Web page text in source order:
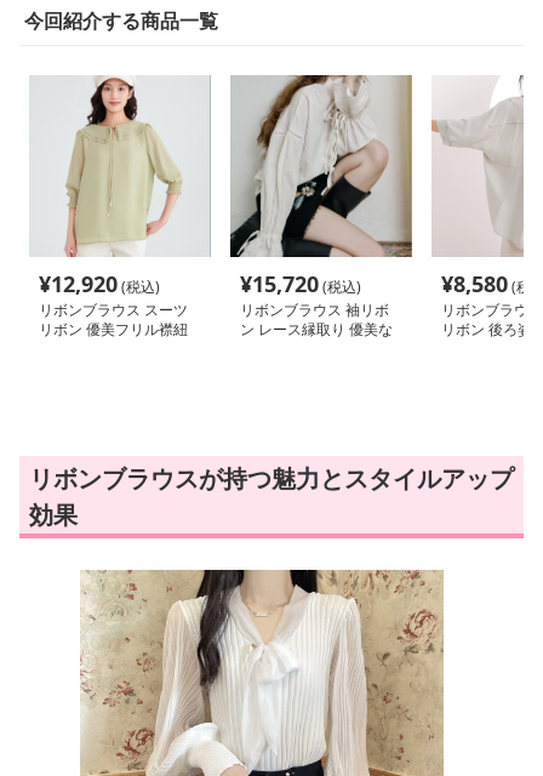
今回紹介する商品一覧
¥12,920(税込)
リボンブラウス スーツ
リボン 優美フリル襟紐
¥15,720(税込)
リボンブラウス 袖リボ
ン レース縁取り 優美な
¥8,580(税
リボンブラウ
リボン 後ろ姿
リボンブラウスが持つ魅力とスタイルアップ
効果